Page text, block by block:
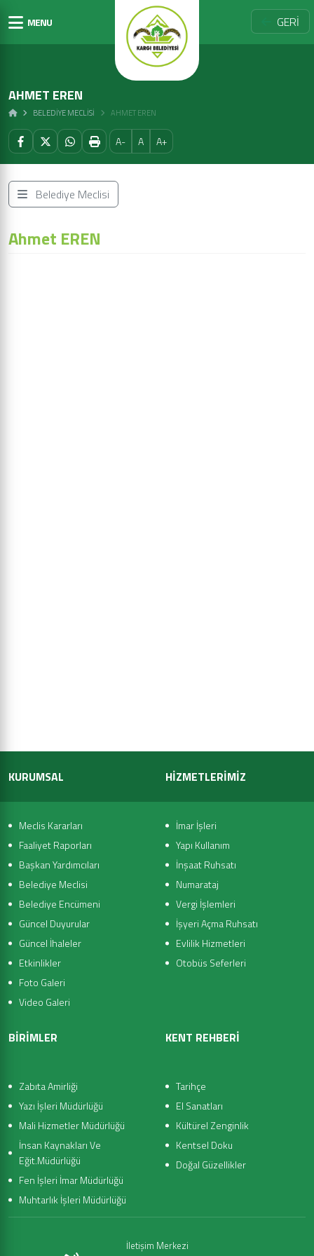
MENU
AHMET EREN
BELEDIYE MECLISI AHMET EREN
A- A A+
GERİ
Belediye Meclisi
Ahmet EREN
KURUMSAL
Meclis Kararları
Faaliyet Raporları
Başkan Yardımcıları
Belediye Meclisi
Belediye Encümeni
Güncel Duyurular
Güncel İhaleler
Etkinlikler
Foto Galeri
Video Galeri
HİZMETLERİMİZ
İmar İşleri
Yapı Kullanım
İnşaat Ruhsatı
Numarataj
Vergi İşlemleri
İşyeri Açma Ruhsatı
Evlilik Hizmetleri
Otobüs Seferleri
BİRİMLER
Zabıta Amirliği
Yazı İşleri Müdürlüğü
Mali Hizmetler Müdürlüğü
İnsan Kaynakları Ve
Eğit.Müdürlüğü
Fen İşleri İmar Müdürlüğü
Muhtarlık İşleri Müdürlüğü
KENT REHBERİ
Tarihçe
El Sanatları
Kültürel Zenginlik
Kentsel Doku
Doğal Güzellikler
İletişim Merkezi